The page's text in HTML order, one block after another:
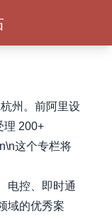
州。前阿里设
理 200+
这个专栏将
电控、即时通
域的优秀案